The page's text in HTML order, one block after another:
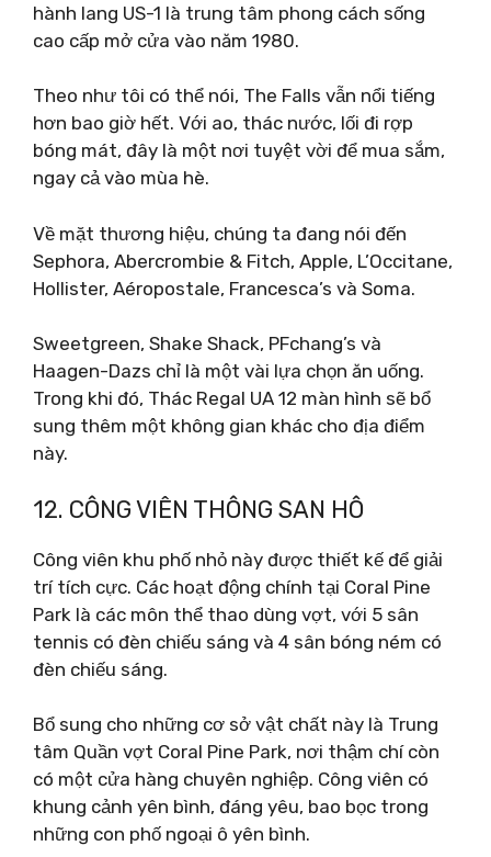
hành lang US-1 là trung tâm phong cách sống
cao cấp mở cửa vào năm 1980.
Theo như tôi có thể nói, The Falls vẫn nổi tiếng
hơn bao giờ hết. Với ao, thác nước, lối đi rợp
bóng mát, đây là một nơi tuyệt vời để mua sắm,
ngay cả vào mùa hè.
Về mặt thương hiệu, chúng ta đang nói đến
Sephora, Abercrombie & Fitch, Apple, L’Occitane,
Hollister, Aéropostale, Francesca’s và Soma.
Sweetgreen, Shake Shack, PFchang’s và
Haagen-Dazs chỉ là một vài lựa chọn ăn uống.
Trong khi đó, Thác Regal UA 12 màn hình sẽ bổ
sung thêm một không gian khác cho địa điểm
này.
12. CÔNG VIÊN THÔNG SAN HÔ
Công viên khu phố nhỏ này được thiết kế để giải
trí tích cực. Các hoạt động chính tại Coral Pine
Park là các môn thể thao dùng vợt, với 5 sân
tennis có đèn chiếu sáng và 4 sân bóng ném có
đèn chiếu sáng.
Bổ sung cho những cơ sở vật chất này là Trung
tâm Quần vợt Coral Pine Park, nơi thậm chí còn
có một cửa hàng chuyên nghiệp. Công viên có
khung cảnh yên bình, đáng yêu, bao bọc trong
những con phố ngoại ô yên bình.